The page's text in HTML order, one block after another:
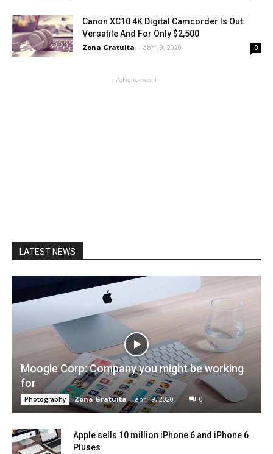
Canon XC10 4K Digital Camcorder Is Out:
Versatile And For Only $2,500
Zona Gratuita - abril 9, 2020 0
- Advertisement -
LATEST NEWS
Moogle Corp: Company you might be working
for
Photography Zona Gratuita - abril 9, 2020 0
Apple sells 10 million iPhone 6 and iPhone 6
Pluses